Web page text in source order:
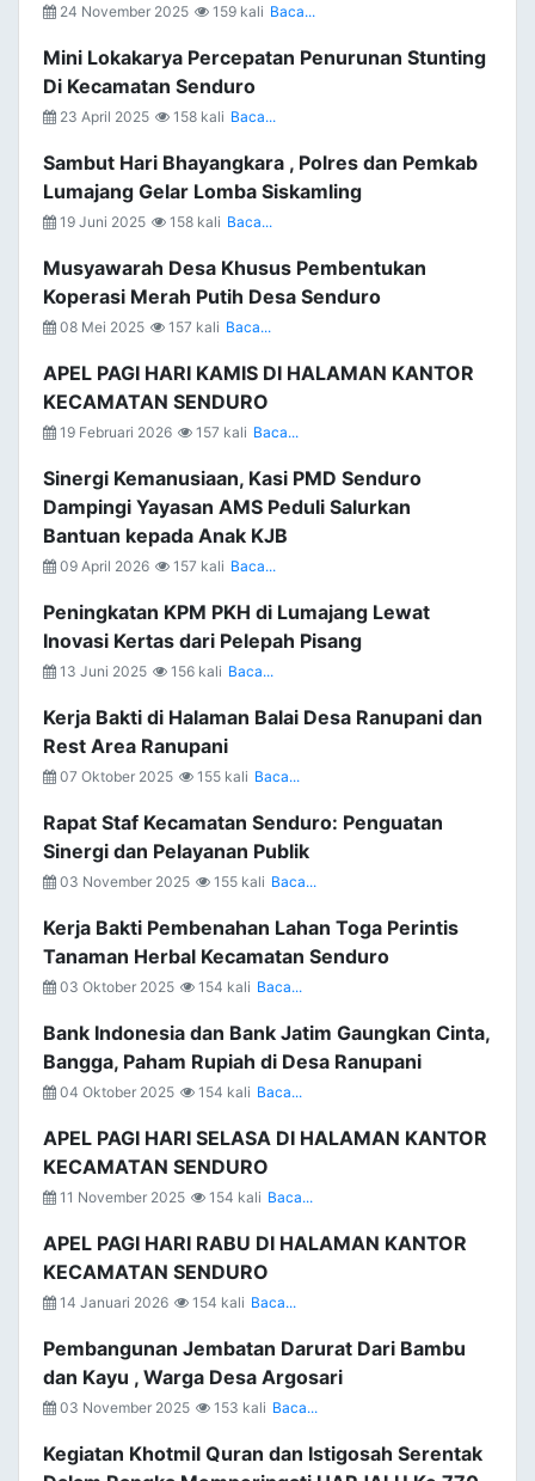
24 November 2025 159 kali Baca...
Mini Lokakarya Percepatan Penurunan Stunting
Di Kecamatan Senduro
23 April 2025 158 kali Baca...
Sambut Hari Bhayangkara , Polres dan Pemkab
Lumajang Gelar Lomba Siskamling
19 Juni 2025 158 kali Baca...
Musyawarah Desa Khusus Pembentukan
Koperasi Merah Putih Desa Senduro
08 Mei 2025 157 kali Baca...
APEL PAGI HARI KAMIS DI HALAMAN KANTOR
KECAMATAN SENDURO
19 Februari 2026 157 kali Baca...
Sinergi Kemanusiaan, Kasi PMD Senduro
Dampingi Yayasan AMS Peduli Salurkan
Bantuan kepada Anak KJB
09 April 2026 157 kali Baca...
Peningkatan KPM PKH di Lumajang Lewat
Inovasi Kertas dari Pelepah Pisang
13 Juni 2025 156 kali Baca...
Kerja Bakti di Halaman Balai Desa Ranupani dan
Rest Area Ranupani
07 Oktober 2025 155 kali Baca...
Rapat Staf Kecamatan Senduro: Penguatan
Sinergi dan Pelayanan Publik
03 November 2025 155 kali Baca...
Kerja Bakti Pembenahan Lahan Toga Perintis
Tanaman Herbal Kecamatan Senduro
03 Oktober 2025 154 kali Baca...
Bank Indonesia dan Bank Jatim Gaungkan Cinta,
Bangga, Paham Rupiah di Desa Ranupani
04 Oktober 2025 154 kali Baca...
APEL PAGI HARI SELASA DI HALAMAN KANTOR
KECAMATAN SENDURO
11 November 2025 154 kali Baca...
APEL PAGI HARI RABU DI HALAMAN KANTOR
KECAMATAN SENDURO
14 Januari 2026 154 kali Baca...
Pembangunan Jembatan Darurat Dari Bambu
dan Kayu , Warga Desa Argosari
03 November 2025 153 kali Baca...
Kegiatan Khotmil Quran dan Istigosah Serentak